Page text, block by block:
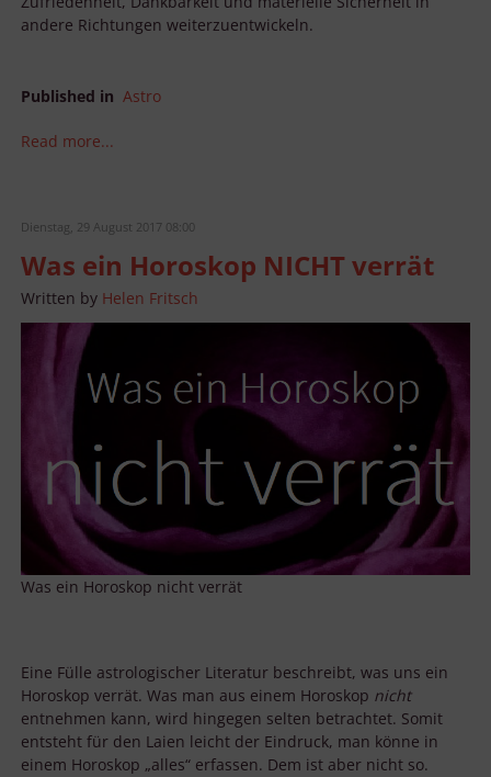
andere Richtungen weiterzuentwickeln.
Published in Astro
Read more...
Dienstag, 29 August 2017 08:00
Was ein Horoskop NICHT verrät
Written by Helen Fritsch
Was ein Horoskop nicht verrät
Eine Fülle astrologischer Literatur beschreibt, was uns ein
Horoskop verrät. Was man aus einem Horoskop nicht
entnehmen kann, wird hingegen selten betrachtet. Somit
entsteht für den Laien leicht der Eindruck, man könne in
einem Horoskop „alles“ erfassen. Dem ist aber nicht so.